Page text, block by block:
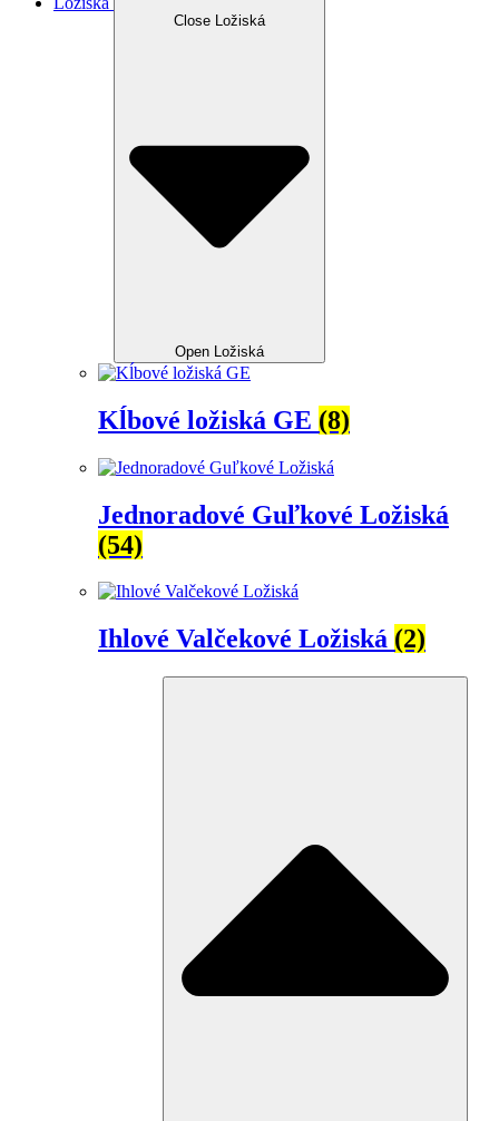
Close Ložiská
Open Ložiská
Kĺbové ložiská GE (8)
Jednoradové Guľkové Ložiská
(54)
Ihlové Valčekové Ložiská (2)